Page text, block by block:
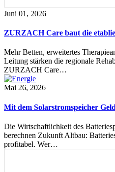
Juni 01, 2026
ZURZACH Care baut die
Mehr Betten, erweitertes
Leitung stärken die regionale
ZURZACH Care…
Mai 26, 2026
Mit dem Solarstromspeicher
Die Wirtschaftlichkeit des
berechnen Zukunft Altbau:
profitabel. Wer…